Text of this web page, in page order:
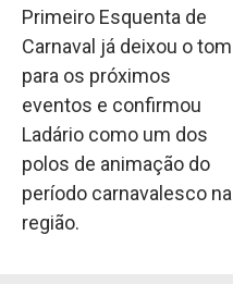
Primeiro Esquenta de
Carnaval já deixou o tom
para os próximos
eventos e confirmou
Ladário como um dos
polos de animação do
período carnavalesco na
região.